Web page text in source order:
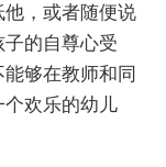
，或者随便说
的自尊心受
够在教师和同
欢乐的幼儿